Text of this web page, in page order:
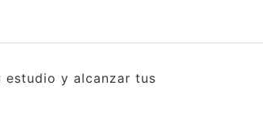
estudio y alcanzar tus